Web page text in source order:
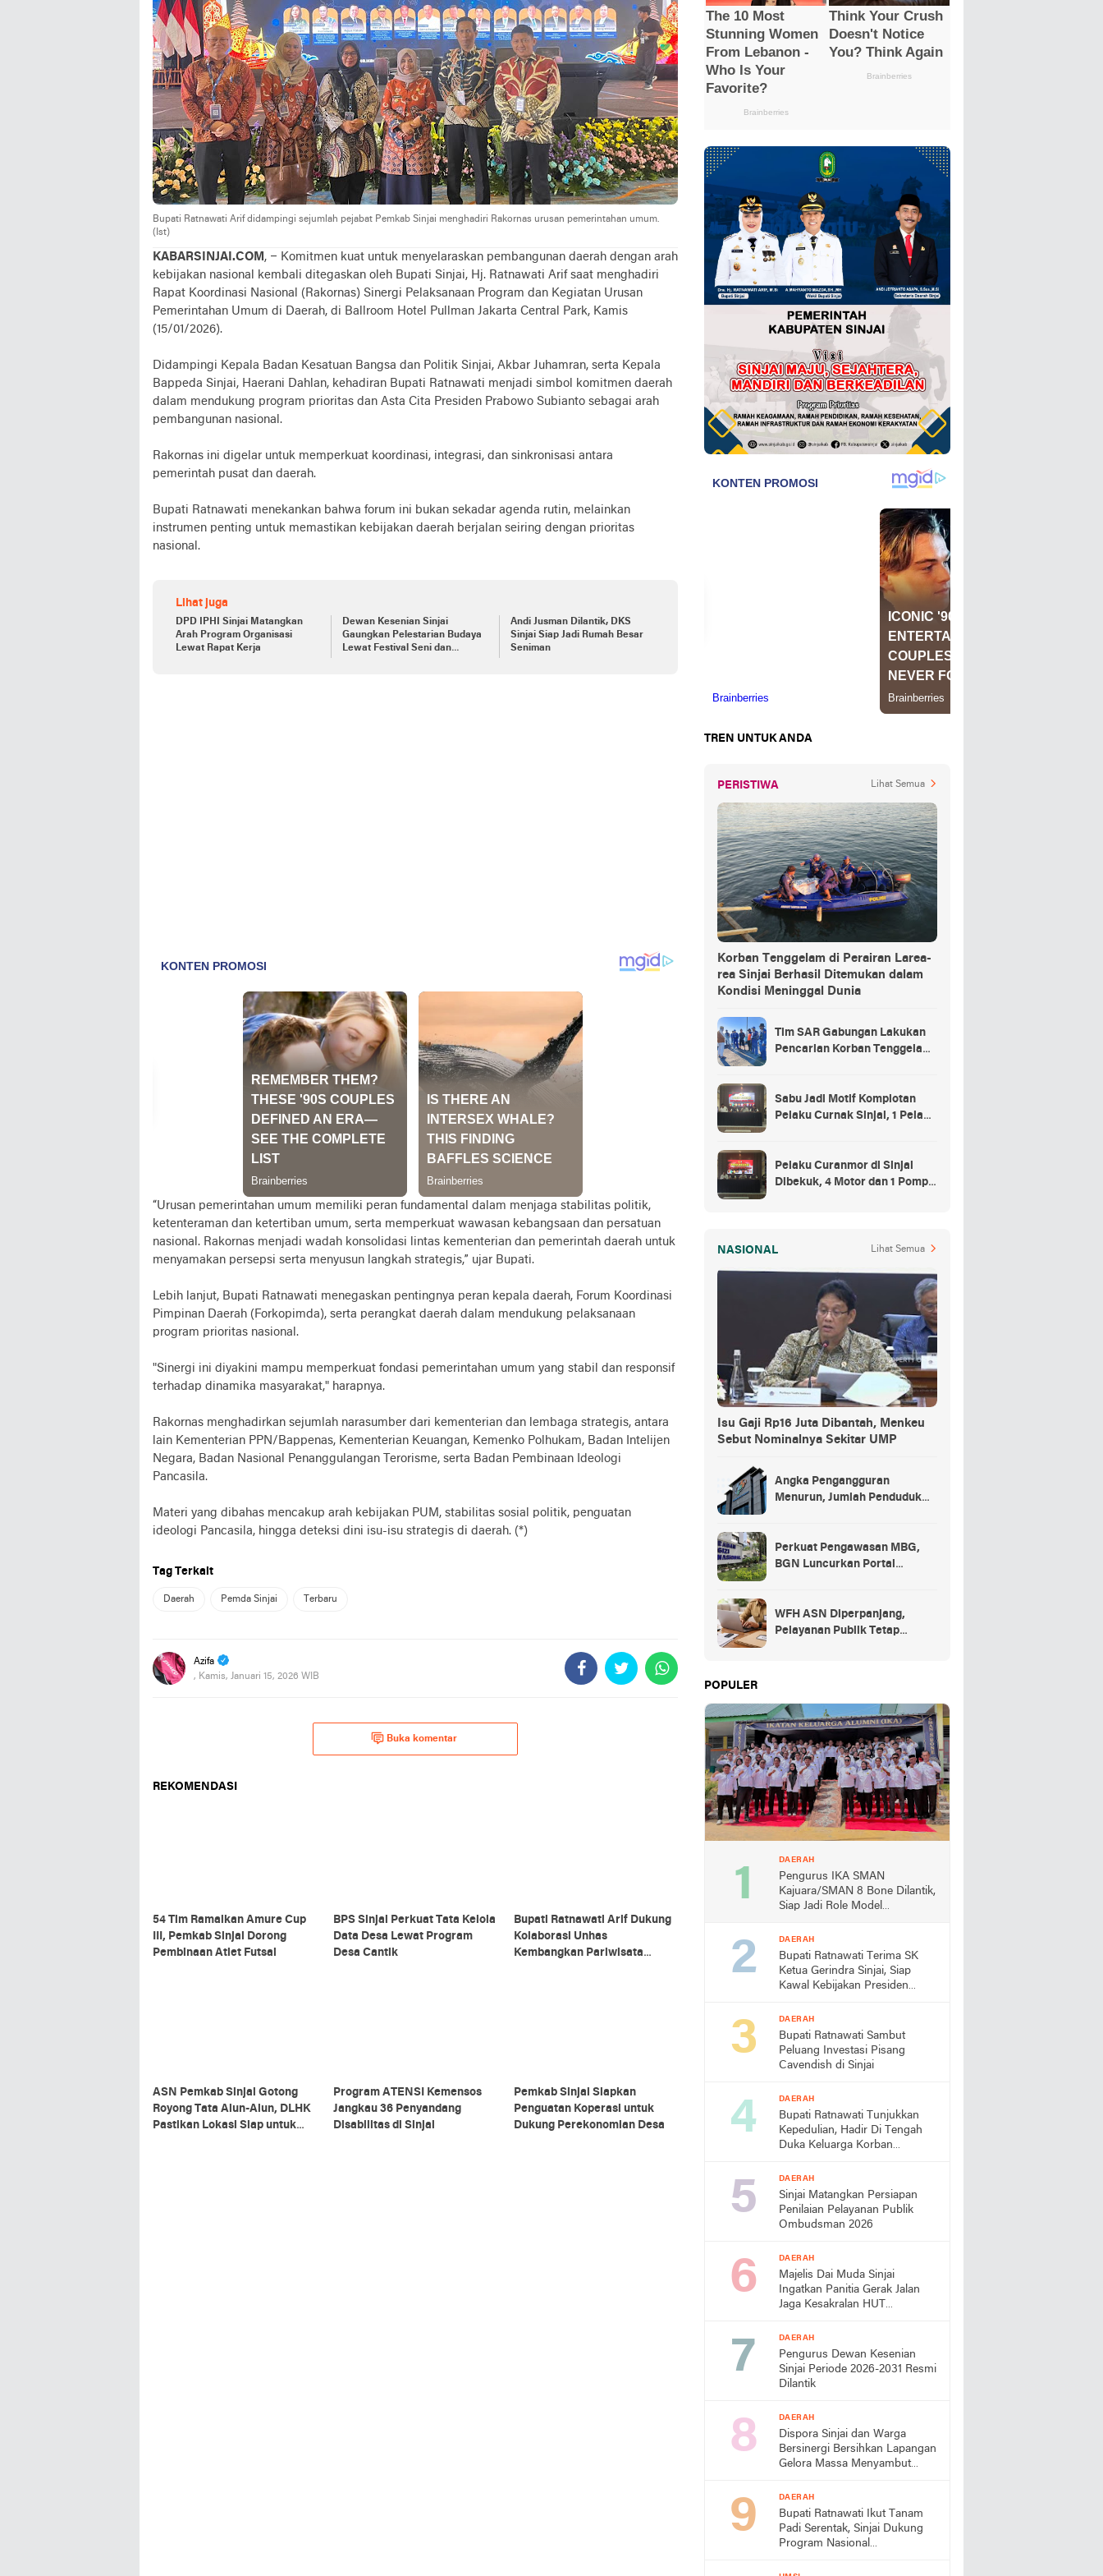
Bupati Ratnawati Arif didampingi sejumlah pejabat Pemkab Sinjai menghadiri Rakornas urusan pemerintahan umum.
(Ist)
KABARSINJAI.COM, – Komitmen kuat untuk menyelaraskan pembangunan daerah dengan arah
kebijakan nasional kembali ditegaskan oleh Bupati Sinjai, Hj. Ratnawati Arif saat menghadiri
Rapat Koordinasi Nasional (Rakornas) Sinergi Pelaksanaan Program dan Kegiatan Urusan
Pemerintahan Umum di Daerah, di Ballroom Hotel Pullman Jakarta Central Park, Kamis
(15/01/2026).
Didampingi Kepala Badan Kesatuan Bangsa dan Politik Sinjai, Akbar Juhamran, serta Kepala
Bappeda Sinjai, Haerani Dahlan, kehadiran Bupati Ratnawati menjadi simbol komitmen daerah
dalam mendukung program prioritas dan Asta Cita Presiden Prabowo Subianto sebagai arah
pembangunan nasional.
Rakornas ini digelar untuk memperkuat koordinasi, integrasi, dan sinkronisasi antara
pemerintah pusat dan daerah.
Bupati Ratnawati menekankan bahwa forum ini bukan sekadar agenda rutin, melainkan
instrumen penting untuk memastikan kebijakan daerah berjalan seiring dengan prioritas
nasional.
Lihat juga
DPD IPHI Sinjai Matangkan
Arah Program Organisasi
Lewat Rapat Kerja
Dewan Kesenian Sinjai
Gaungkan Pelestarian Budaya
Lewat Festival Seni dan
Andi Jusman Dilantik, DKS
Sinjai Siap Jadi Rumah Besar
Seniman
“Urusan pemerintahan umum memiliki peran fundamental dalam menjaga stabilitas politik,
ketenteraman dan ketertiban umum, serta memperkuat wawasan kebangsaan dan persatuan
nasional. Rakornas menjadi wadah konsolidasi lintas kementerian dan pemerintah daerah untuk
menyamakan persepsi serta menyusun langkah strategis,” ujar Bupati.
Lebih lanjut, Bupati Ratnawati menegaskan pentingnya peran kepala daerah, Forum Koordinasi
Pimpinan Daerah (Forkopimda), serta perangkat daerah dalam mendukung pelaksanaan
program prioritas nasional.
"Sinergi ini diyakini mampu memperkuat fondasi pemerintahan umum yang stabil dan responsif
terhadap dinamika masyarakat," harapnya.
Rakornas menghadirkan sejumlah narasumber dari kementerian dan lembaga strategis, antara
lain Kementerian PPN/Bappenas, Kementerian Keuangan, Kemenko Polhukam, Badan Intelijen
Negara, Badan Nasional Penanggulangan Terorisme, serta Badan Pembinaan Ideologi
Pancasila.
Materi yang dibahas mencakup arah kebijakan PUM, stabilitas sosial politik, penguatan
ideologi Pancasila, hingga deteksi dini isu-isu strategis di daerah. (*)
Tag Terkait
Daerah Pemda Sinjai Terbaru
Azifa
, Kamis, Januari 15, 2026 WIB
Buka komentar
REKOMENDASI
54 Tim Ramaikan Amure Cup
III, Pemkab Sinjai Dorong
Pembinaan Atlet Futsal
BPS Sinjai Perkuat Tata Kelola
Data Desa Lewat Program
Desa Cantik
Bupati Ratnawati Arif Dukung
Kolaborasi Unhas
Kembangkan Pariwisata
ASN Pemkab Sinjai Gotong
Royong Tata Alun-Alun, DLHK
Pastikan Lokasi Siap untuk
Program ATENSI Kemensos
Jangkau 36 Penyandang
Disabilitas di Sinjai
Pemkab Sinjai Siapkan
Penguatan Koperasi untuk
Dukung Perekonomian Desa
TREN UNTUK ANDA
PERISTIWA Lihat Semua
Korban Tenggelam di Perairan Larea-
rea Sinjai Berhasil Ditemukan dalam
Kondisi Meninggal Dunia
Tim SAR Gabungan Lakukan
Pencarian Korban Tenggelam
Sabu Jadi Motif Komplotan
Pelaku Curnak Sinjai, 1 Pelaku
Pelaku Curanmor di Sinjai
Dibekuk, 4 Motor dan 1 Pompa
NASIONAL Lihat Semua
Isu Gaji Rp16 Juta Dibantah, Menkeu
Sebut Nominalnya Sekitar UMP
Angka Pengangguran
Menurun, Jumlah Penduduk
Perkuat Pengawasan MBG,
BGN Luncurkan Portal
WFH ASN Diperpanjang,
Pelayanan Publik Tetap
POPULER
DAERAH
Pengurus IKA SMAN
Kajuara/SMAN 8 Bone Dilantik,
Siap Jadi Role Model
DAERAH
Bupati Ratnawati Terima SK
Ketua Gerindra Sinjai, Siap
Kawal Kebijakan Presiden
DAERAH
Bupati Ratnawati Sambut
Peluang Investasi Pisang
Cavendish di Sinjai
DAERAH
Bupati Ratnawati Tunjukkan
Kepedulian, Hadir Di Tengah
Duka Keluarga Korban
DAERAH
Sinjai Matangkan Persiapan
Penilaian Pelayanan Publik
Ombudsman 2026
DAERAH
Majelis Dai Muda Sinjai
Ingatkan Panitia Gerak Jalan
Jaga Kesakralan HUT
DAERAH
Pengurus Dewan Kesenian
Sinjai Periode 2026-2031 Resmi
Dilantik
DAERAH
Dispora Sinjai dan Warga
Bersinergi Bersihkan Lapangan
Gelora Massa Menyambut
DAERAH
Bupati Ratnawati Ikut Tanam
Padi Serentak, Sinjai Dukung
Program Nasional